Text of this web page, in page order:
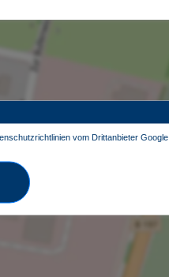
vom Drittanbieter Google